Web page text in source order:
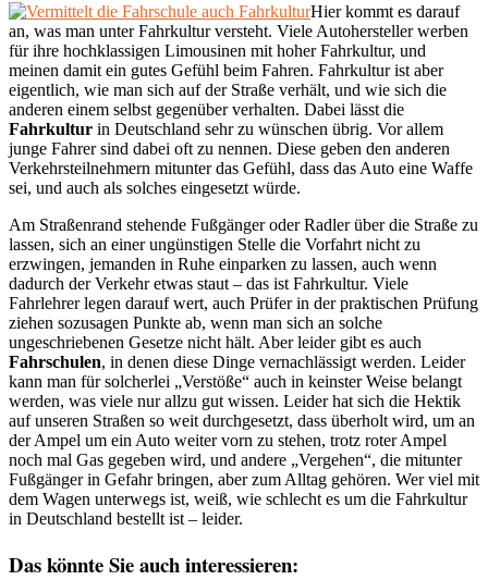
Hier kommt es darauf
an, was man unter Fahrkultur versteht. Viele Autohersteller werben
für ihre hochklassigen Limousinen mit hoher Fahrkultur, und
meinen damit ein gutes Gefühl beim Fahren. Fahrkultur ist aber
eigentlich, wie man sich auf der Straße verhält, und wie sich die
anderen einem selbst gegenüber verhalten. Dabei lässt die
Fahrkultur in Deutschland sehr zu wünschen übrig. Vor allem
junge Fahrer sind dabei oft zu nennen. Diese geben den anderen
Verkehrsteilnehmern mitunter das Gefühl, dass das Auto eine Waffe
sei, und auch als solches eingesetzt würde.
Am Straßenrand stehende Fußgänger oder Radler über die Straße zu
lassen, sich an einer ungünstigen Stelle die Vorfahrt nicht zu
erzwingen, jemanden in Ruhe einparken zu lassen, auch wenn
dadurch der Verkehr etwas staut – das ist Fahrkultur. Viele
Fahrlehrer legen darauf wert, auch Prüfer in der praktischen Prüfung
ziehen sozusagen Punkte ab, wenn man sich an solche
ungeschriebenen Gesetze nicht hält. Aber leider gibt es auch
Fahrschulen, in denen diese Dinge vernachlässigt werden. Leider
kann man für solcherlei „Verstöße“ auch in keinster Weise belangt
werden, was viele nur allzu gut wissen. Leider hat sich die Hektik
auf unseren Straßen so weit durchgesetzt, dass überholt wird, um an
der Ampel um ein Auto weiter vorn zu stehen, trotz roter Ampel
noch mal Gas gegeben wird, und andere „Vergehen“, die mitunter
Fußgänger in Gefahr bringen, aber zum Alltag gehören. Wer viel mit
dem Wagen unterwegs ist, weiß, wie schlecht es um die Fahrkultur
in Deutschland bestellt ist – leider.
Das könnte Sie auch interessieren: